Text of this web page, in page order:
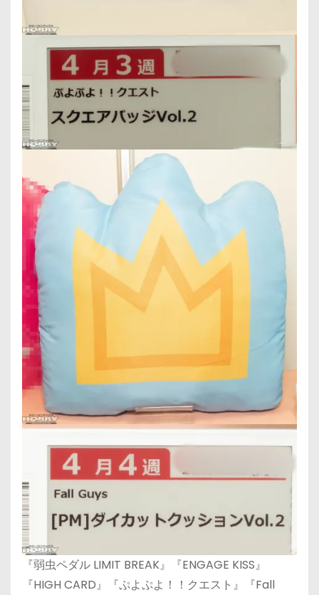
『弱虫ペダル LIMIT BREAK』『ENGAGE KISS』
『HIGH CARD』『ぷよぷよ！！クエスト』『Fall